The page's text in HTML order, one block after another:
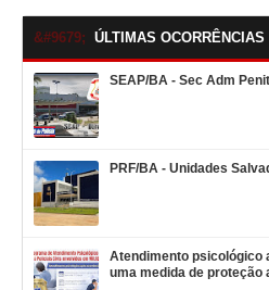
ÚLTIMAS OCORRÊNCIAS
SEAP/BA - Sec Adm
PRF/BA - Unidades
Atendimento
uma medida de proteção